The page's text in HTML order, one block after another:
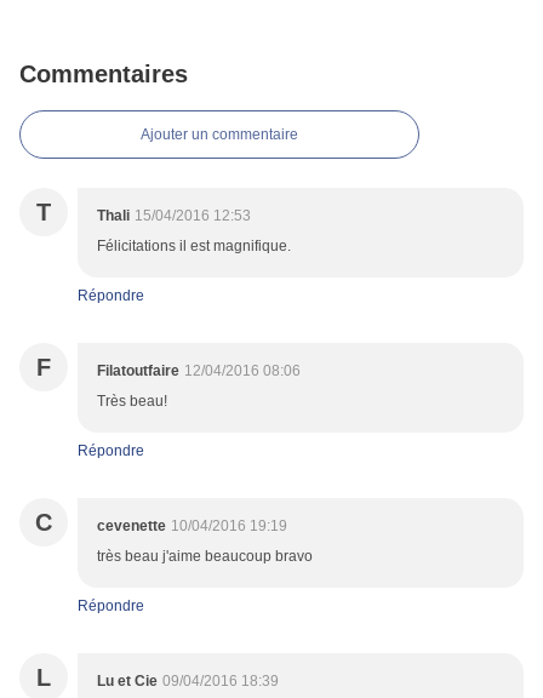
Commentaires
Ajouter un commentaire
T Thali 15/04/2016 12:53
Félicitations il est magnifique.
Répondre
F Filatoutfaire 12/04/2016 08:06
Très beau!
Répondre
C cevenette 10/04/2016 19:19
très beau j'aime beaucoup bravo
Répondre
L Lu et Cie 09/04/2016 18:39